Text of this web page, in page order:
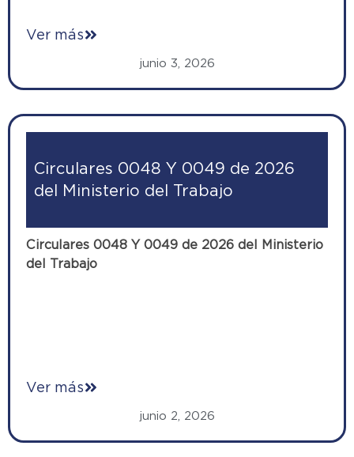
Ver más
junio 3, 2026
Circulares 0048 Y 0049 de 2026
del Ministerio del Trabajo
Circulares 0048 Y 0049 de 2026 del Ministerio
del Trabajo
Ver más
junio 2, 2026